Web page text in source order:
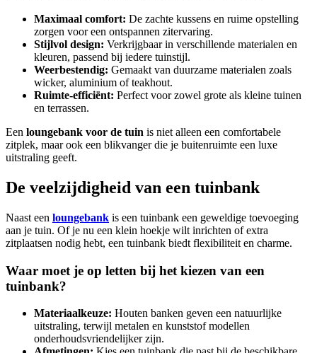
Maximaal comfort: De zachte kussens en ruime opstelling
zorgen voor een ontspannen zitervaring.
Stijlvol design: Verkrijgbaar in verschillende materialen en
kleuren, passend bij iedere tuinstijl.
Weerbestendig: Gemaakt van duurzame materialen zoals
wicker, aluminium of teakhout.
Ruimte-efficiënt: Perfect voor zowel grote als kleine tuinen
en terrassen.
Een loungebank voor de tuin is niet alleen een comfortabele
zitplek, maar ook een blikvanger die je buitenruimte een luxe
uitstraling geeft.
De veelzijdigheid van een tuinbank
Naast een loungebank is een tuinbank een geweldige toevoeging
aan je tuin. Of je nu een klein hoekje wilt inrichten of extra
zitplaatsen nodig hebt, een tuinbank biedt flexibiliteit en charme.
Waar moet je op letten bij het kiezen van een
tuinbank?
Materiaalkeuze: Houten banken geven een natuurlijke
uitstraling, terwijl metalen en kunststof modellen
onderhoudsvriendelijker zijn.